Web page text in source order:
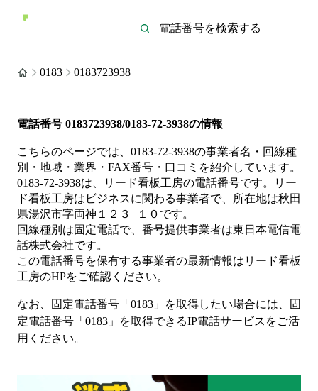
0183 0183723938
電話番号 0183723938/0183-72-3938の情報
こちらのページでは、 0183-72-3938の事業者名・回線種
別・地域・業界・FAX番号・口コミを紹介しています。
0183-72-3938は、 リード看板工房の電話番号です。
リー
ド看板工房は ビジネスに関わる事業者で、所在地は秋田
県湯沢市字両神１２３−１０ です。
回線種別は固定電話で、番号提供事業者は東日本電信電
話株式会社です。
この電話番号を保有する事業者の最新情報は リード看板
工房のHPをご確認ください。
なお、固定電話番号「 0183 」を取得したい場合には、
固
定電話番号「 0183 」を取得できるIP電話サービス をご活
用ください。